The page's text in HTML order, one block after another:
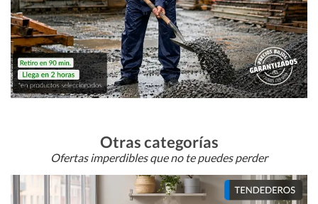
Otras categorías
Ofertas imperdibles que no te puedes perder